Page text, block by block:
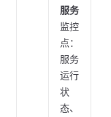
服务
监控
点：
服务
运行
状
态、